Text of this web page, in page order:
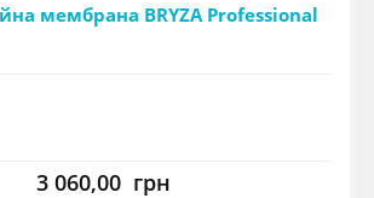
мембрана BRYZA Professional
3 060,00грн